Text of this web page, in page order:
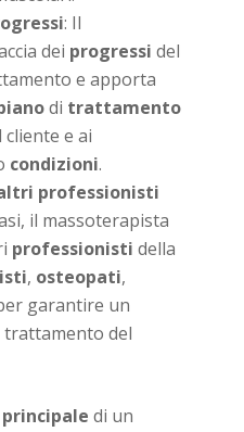
: Il
dei progressi del
e apporta
di trattamento
cliente e ai
condizioni.
professionisti
il massoterapista
professionisti della
, osteopati,
garantire un
del
di un